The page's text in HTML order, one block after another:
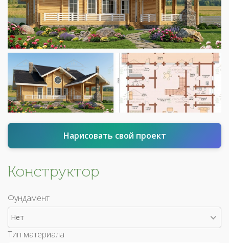
Нарисовать свой проект
Конструктор
Фундамент
Нет
Тип материала